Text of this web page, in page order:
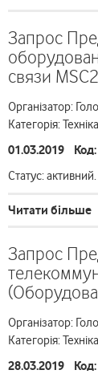
Запрос
связи
Організатор:
Категорія: Техніка
01.03.2019 Код:
Статус:
Читати більше
Запрос
Організатор:
Категорія: Техніка
28.03.2019 Код: